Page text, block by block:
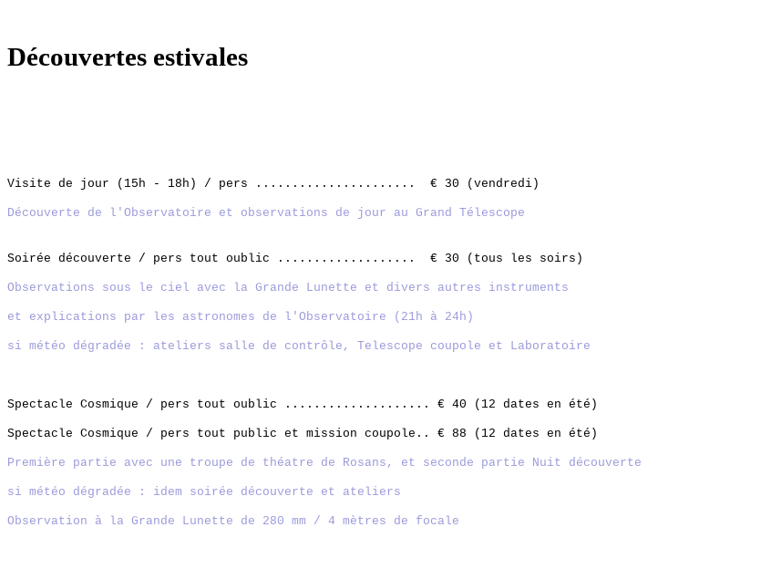
Découvertes estivales
Visite de jour (15h - 18h) / pers ...................... € 30 (vendredi)
Découverte de l'Observatoire et observations de jour au Grand Télescope
Soirée découverte / pers tout oublic ................... € 30 (tous les soirs)
Observations sous le ciel avec la Grande Lunette et divers autres instruments
et explications par les astronomes de l'Observatoire (21h à 24h)
si météo dégradée : ateliers salle de contrôle, Telescope coupole et Laboratoire
Spectacle Cosmique / pers tout oublic .................... € 40 (12 dates en été)
Spectacle Cosmique / pers tout public et mission coupole.. € 88 (12 dates en été)
Première partie avec une troupe de théatre de Rosans, et seconde partie Nuit découverte
si météo dégradée : idem soirée découverte et ateliers
Observation à la Grande Lunette de 280 mm / 4 mètres de focale